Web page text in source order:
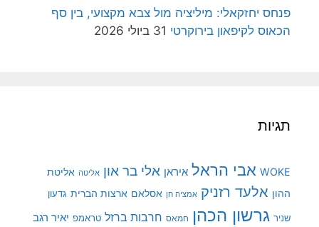
פנחס יחזקאלי: מיליציה מול צבא מקצועי, בין סף
הכאוס לקיפאון בירוקרטי 31 ביולי 2026
תגיות
WOKE אבי הראל איראן אלי בר און אליטה אליטת
ההון אלעד רזניק אמציה חן אסלאם ארצות הברית גדעון
שניר גרשון הכהן חמאס חרבות ברזל טראמפ יאיר רגב